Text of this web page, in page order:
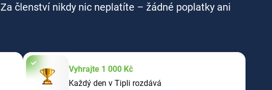
Za členství nikdy nic neplatíte – žádné poplatky ani
Vyhrajte 1 000 Kč
Každý den v Tipli rozdává